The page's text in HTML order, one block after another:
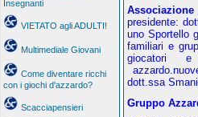
Insegnanti
VIETATO agli ADULTI!
Multimediale Giovani
Come diventare ricchi
con i giochi d'azzardo?
Scacciapensieri
presidente:
uno Sportello
familiari e
giocatori
dott.ssa
Gruppo